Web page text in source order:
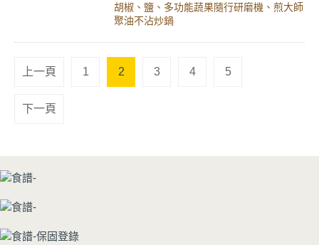
胡椒、鹽、多功能蔬果隨行研磨機、煎大師
聚油不沾炒鍋
上一頁 1 2 3 4 5
下一頁